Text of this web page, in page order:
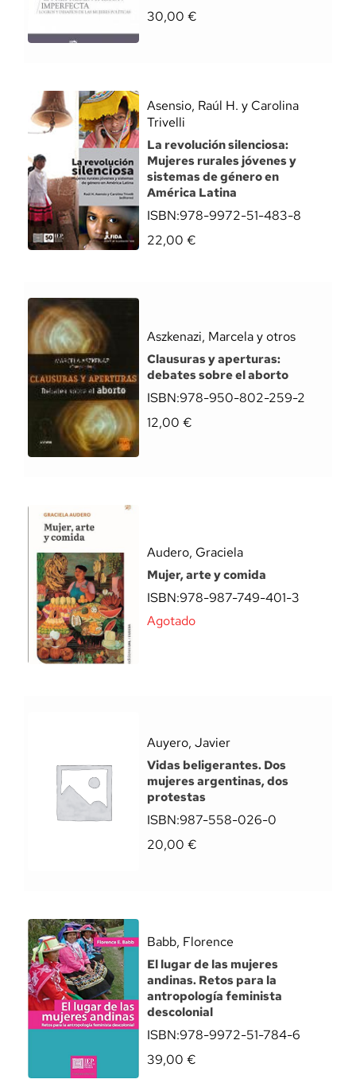
30,00 €
Asensio, Raúl H. y Carolina
Trivelli
La revolución silenciosa:
Mujeres rurales jóvenes y
sistemas de género en
América Latina
ISBN:978-9972-51-483-8
22,00 €
Aszkenazi, Marcela y otros
Clausuras y aperturas:
debates sobre el aborto
ISBN:978-950-802-259-2
12,00 €
Audero, Graciela
Mujer, arte y comida
ISBN:978-987-749-401-3
Agotado
Auyero, Javier
Vidas beligerantes. Dos
mujeres argentinas, dos
protestas
ISBN:987-558-026-0
20,00 €
Babb, Florence
El lugar de las mujeres
andinas. Retos para la
antropología feminista
descolonial
ISBN:978-9972-51-784-6
39,00 €